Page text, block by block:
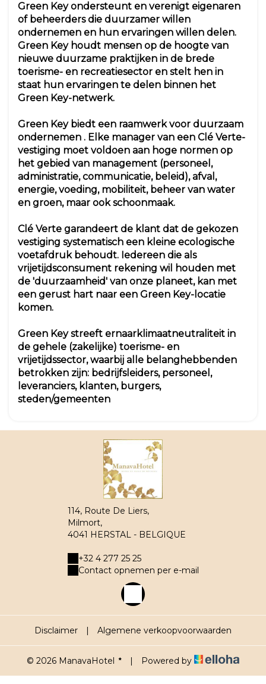
Green Keyondersteunt en verenigt eigenaren
of beheerders die duurzamer willen
ondernemen en hun ervaringen willen delen.
Green Key houdt mensen op de hoogte van
nieuwe duurzame praktijken in de brede
toerisme- en recreatiesector en stelt hen in
staat hun ervaringen te delen binnen het
Green Key-netwerk.
Green Key biedt een raamwerk voor duurzaam
ondernemen . Elke manager van een Clé Verte-
vestiging moet voldoen aan hoge normen op
het gebied van management (personeel,
administratie, communicatie, beleid), afval,
energie, voeding, mobiliteit, beheer van water
en groen, maar ook schoonmaak.
Clé Verte garandeert de klant dat de gekozen
vestiging systematisch een kleine ecologische
voetafdrukbehoudt. Iedereen die als
vrijetijdsconsument rekening wil houden met
de 'duurzaamheid' van onze planeet, kan met
een gerust hart naar een Green Key-locatie
komen.
Green Key streeft ernaarklimaatneutraliteit in
de gehele (zakelijke) toerisme- en
vrijetijdssector, waarbij alle belanghebbenden
betrokken zijn: bedrijfsleiders, personeel,
leveranciers, klanten, burgers,
steden/gemeenten
114, Route De Liers,
Milmort,
4041 HERSTAL - BELGIQUE
+32 4 277 25 25
Contact opnemen per e-mail
Disclaimer | Algemene verkoopvoorwaarden
© 2026 ManavaHotel | Powered by